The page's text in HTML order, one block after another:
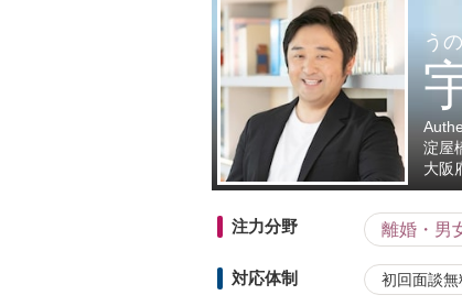
う
淀屋
大阪
注力分野 離婚・男
対応体制 初回面談無